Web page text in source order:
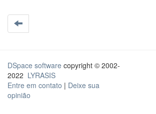
DSpace software copyright © 2002-
2022 LYRASIS
Entre em contato | Deixe sua
opinião